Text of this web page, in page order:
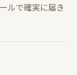
ルで確実に届き